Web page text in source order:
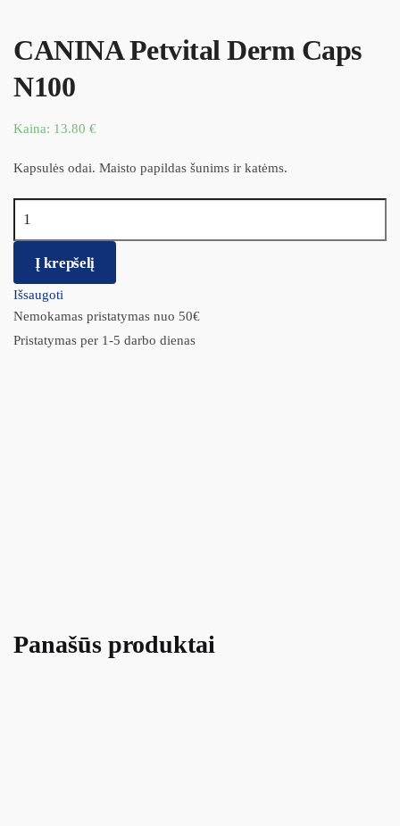
CANINA Petvital Derm Caps
N100
Kaina: 13.80 €
Kapsulės odai. Maisto papildas šunims ir katėms.
Į krepšelį
Išsaugoti
Nemokamas pristatymas nuo 50€
Pristatymas per 1-5 darbo dienas
Panašūs produktai